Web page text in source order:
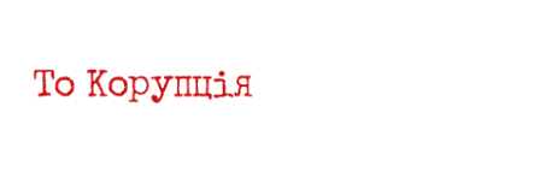
содержанию